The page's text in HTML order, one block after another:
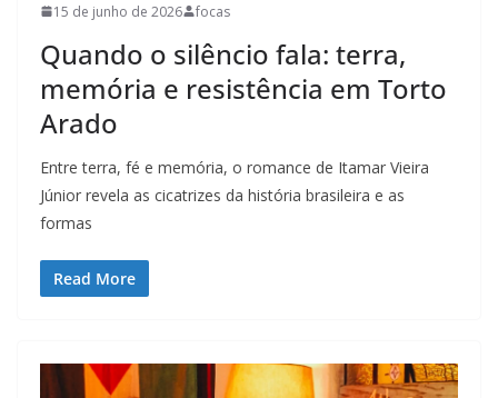
15 de junho de 2026 focas
Quando o silêncio fala: terra,
memória e resistência em Torto
Arado
Entre terra, fé e memória, o romance de Itamar Vieira
Júnior revela as cicatrizes da história brasileira e as
formas
Read More